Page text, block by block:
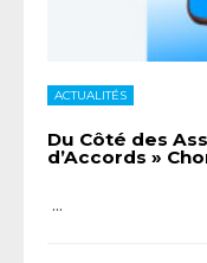
ACTUALITÉS
Du Côté des
d’Accords »
...